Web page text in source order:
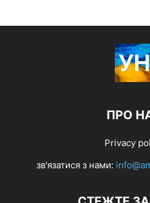
ПРО
Privacy
зв'язатися з нами: